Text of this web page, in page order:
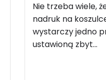
Nie trzeba wiele,
nadruk na
wystarczy jedno
ustawioną zbyt...